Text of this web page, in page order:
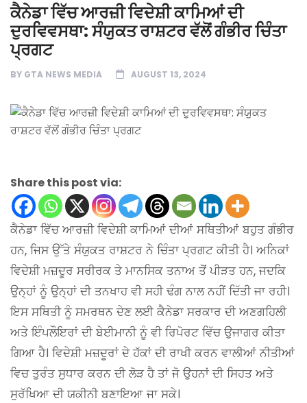
ਕੈਨੇਡਾ ਵਿੱਚ ਆਰਜ਼ੀ ਵਿਦੇਸ਼ੀ ਕਾਮਿਆਂ ਦੀ
ਦੁਰਵਿਵਸਥਾ: ਸੰਯੁਕਤ ਰਾਸ਼ਟਰ ਵੱਲੋਂ ਗੰਭੀਰ ਚਿੰਤਾ
ਪ੍ਰਗਟ
BY GTA NEWS MEDIA AUGUST 13, 2024
Share this post via:
ਕੈਨੇਡਾ ਵਿੱਚ ਆਰਜ਼ੀ ਵਿਦੇਸ਼ੀ ਕਾਮਿਆਂ ਦੀਆਂ ਸਥਿਤੀਆਂ ਬਹੁਤ ਗੰਭੀਰ
ਹਨ, ਜਿਸ ਉੱਤੇ ਸੰਯੁਕਤ ਰਾਸ਼ਟਰ ਨੇ ਚਿੰਤਾ ਪ੍ਰਗਟ ਕੀਤੀ ਹੈ। ਅਨਿਕਾਂ
ਵਿਦੇਸ਼ੀ ਮਜ਼ਦੂਰ ਸਰੀਰਕ ਤੇ ਮਾਨਸਿਕ ਤਨਾਅ ਤੋਂ ਪੀੜਤ ਹਨ, ਜਦਕਿ
ਉਨ੍ਹਾਂ ਨੂੰ ਉਨ੍ਹਾਂ ਦੀ ਤਨਖਾਹ ਵੀ ਸਹੀ ਢੰਗ ਨਾਲ ਨਹੀਂ ਦਿੱਤੀ ਜਾ ਰਹੀ।
ਇਸ ਸਥਿਤੀ ਨੂੰ ਸਮਰਥਨ ਦੇਣ ਲਈ ਕੈਨੇਡਾ ਸਰਕਾਰ ਦੀ ਅਣਗਹਿਲੀ
ਅਤੇ ਇੰਪਲੌਇਰਾਂ ਦੀ ਬੇਈਮਾਨੀ ਨੂੰ ਵੀ ਰਿਪੋਰਟ ਵਿੱਚ ਉਜਾਗਰ ਕੀਤਾ
ਗਿਆ ਹੈ। ਵਿਦੇਸ਼ੀ ਮਜ਼ਦੂਰਾਂ ਦੇ ਹੱਕਾਂ ਦੀ ਰਾਖੀ ਕਰਨ ਵਾਲੀਆਂ ਨੀਤੀਆਂ
ਵਿਚ ਤੁਰੰਤ ਸੁਧਾਰ ਕਰਨ ਦੀ ਲੋੜ ਹੈ ਤਾਂ ਜੋ ਉਹਨਾਂ ਦੀ ਸਿਹਤ ਅਤੇ
ਸੁਰੱਖਿਆ ਦੀ ਯਕੀਨੀ ਬਣਾਇਆ ਜਾ ਸਕੇ।